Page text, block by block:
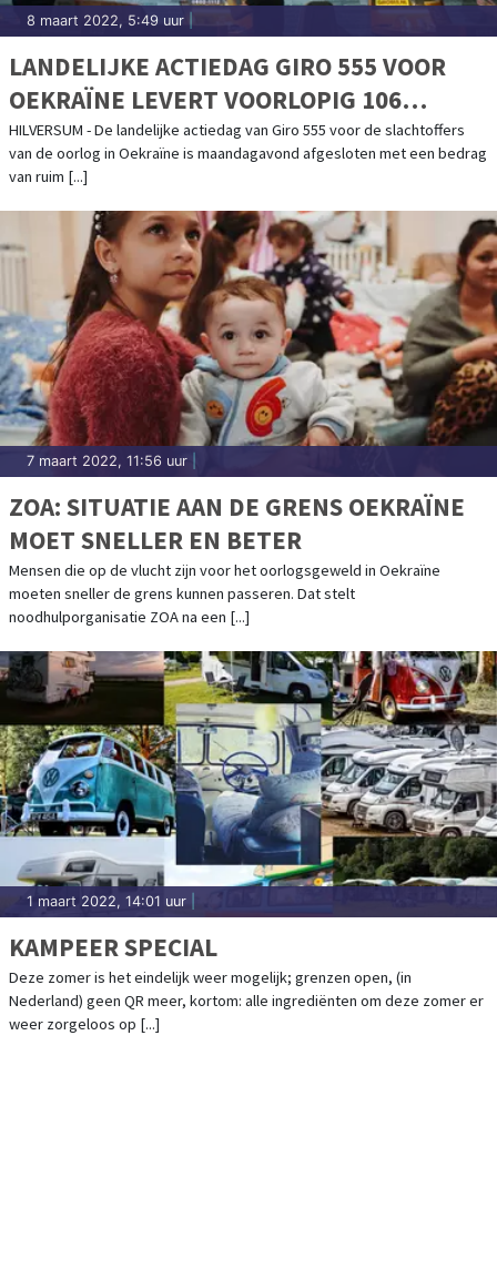
8 maart 2022, 5:49 uur
LANDELIJKE ACTIEDAG GIRO 555 VOOR
OEKRAÏNE LEVERT VOORLOPIG 106
MILJOEN EURO OP
HILVERSUM - De landelijke actiedag van Giro 555 voor de slachtoffers
van de oorlog in Oekraïne is maandagavond afgesloten met een bedrag
van ruim [...]
7 maart 2022, 11:56 uur
ZOA: SITUATIE AAN DE GRENS OEKRAÏNE
MOET SNELLER EN BETER
Mensen die op de vlucht zijn voor het oorlogsgeweld in Oekraïne
moeten sneller de grens kunnen passeren. Dat stelt
noodhulporganisatie ZOA na een [...]
1 maart 2022, 14:01 uur
KAMPEER SPECIAL
Deze zomer is het eindelijk weer mogelijk; grenzen open, (in
Nederland) geen QR meer, kortom: alle ingrediënten om deze zomer er
weer zorgeloos op [...]